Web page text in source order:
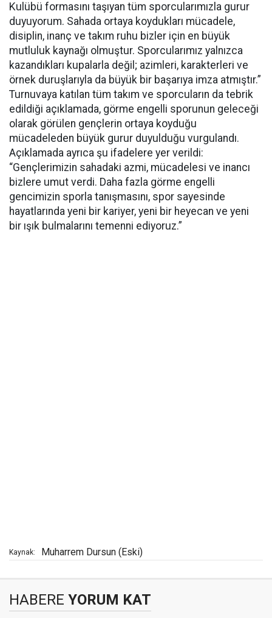
Kulübü formasını taşıyan tüm sporcularımızla gurur
duyuyorum. Sahada ortaya koydukları mücadele,
disiplin, inanç ve takım ruhu bizler için en büyük
mutluluk kaynağı olmuştur. Sporcularımız yalnızca
kazandıkları kupalarla değil; azimleri, karakterleri ve
örnek duruşlarıyla da büyük bir başarıya imza atmıştır.”
Turnuvaya katılan tüm takım ve sporcuların da tebrik
edildiği açıklamada, görme engelli sporunun geleceği
olarak görülen gençlerin ortaya koyduğu
mücadeleden büyük gurur duyulduğu vurgulandı.
Açıklamada ayrıca şu ifadelere yer verildi:
“Gençlerimizin sahadaki azmi, mücadelesi ve inancı
bizlere umut verdi. Daha fazla görme engelli
gencimizin sporla tanışmasını, spor sayesinde
hayatlarında yeni bir kariyer, yeni bir heyecan ve yeni
bir ışık bulmalarını temenni ediyoruz.”
Kaynak: Muharrem Dursun (Eski)
HABERE YORUM KAT